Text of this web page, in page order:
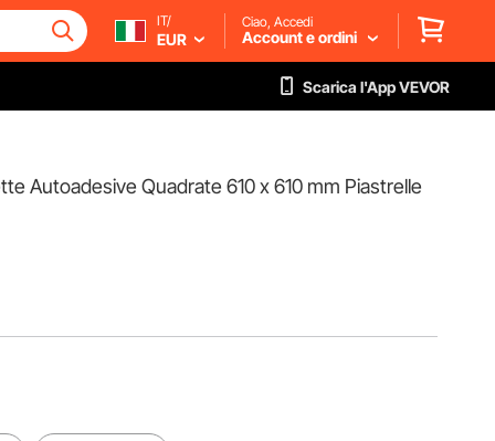
IT/
EUR
Ciao, Accedi
Account e ordini
Scarica l'App VEVOR
Autoadesive Quadrate 610 x 610 mm Piastrelle